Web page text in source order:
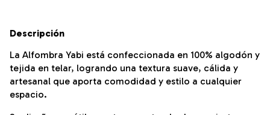
Descripción
La Alfombra Yabi está confeccionada en 100% algodón y
tejida en telar, logrando una textura suave, cálida y
artesanal que aporta comodidad y estilo a cualquier
espacio.